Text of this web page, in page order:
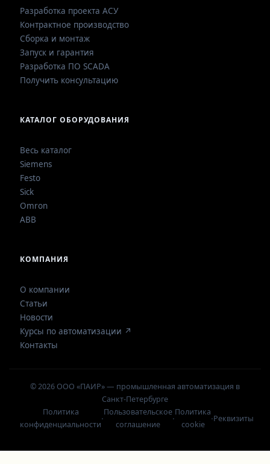
Разработка проекта АСУ
Контрактное производство
Сборка и монтаж
Запуск и гарантия
Разработка ПО SCADA
Получить консультацию
КАТАЛОГ ОБОРУДОВАНИЯ
Весь каталог
Siemens
Festo
Sick
Omron
ABB
КОМПАНИЯ
О компании
Статьи
Новости
Курсы по автоматизации ↗
Контакты
© 2026 ООО «ПАИР» — промышленная автоматизация в
Санкт-Петербурге
Политика
конфиденциальности
·
Пользовательское
соглашение
·
Политика
cookie
·Реквизиты